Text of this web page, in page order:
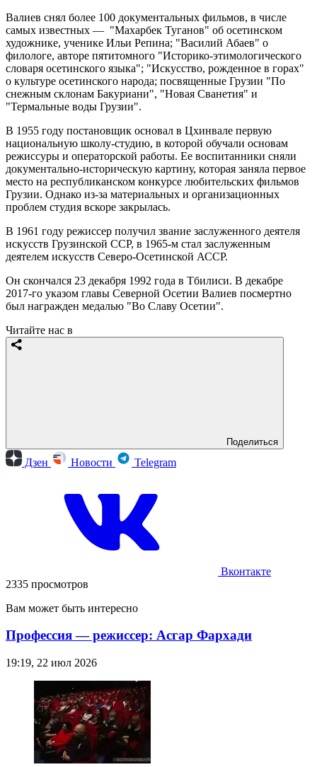
Валиев снял более 100 документальных фильмов, в числе
самых известных — "Махарбек Туганов" об осетинском
художнике, ученике Ильи Репина; "Василий Абаев" о
филологе, авторе пятитомного "Историко-этимологического
словаря осетинского языка"; "Искусство, рожденное в горах"
о культуре осетинского народа; посвященные Грузии "По
снежным склонам Бакуриани", "Новая Сванетия" и
"Термальные воды Грузии".
В 1955 году постановщик основал в Цхинвале первую
национальную школу-студию, в которой обучали основам
режиссуры и операторской работы. Ее воспитанники сняли
документально-историческую картину, которая заняла первое
место на республиканском конкурсе любительских фильмов
Грузии. Однако из-за материальных и организационных
проблем студия вскоре закрылась.
В 1961 году режиссер получил звание заслуженного деятеля
искусств Грузинской ССР, в 1965-м стал заслуженным
деятелем искусств Северо-Осетинской АССР.
Он скончался 23 декабря 1992 года в Тбилиси. В декабре
2017-го указом главы Северной Осетии Валиев посмертно
был награжден медалью "Во Славу Осетии".
Читайте нас в
Поделиться
Дзен Новости Telegram
Вконтакте
2335 просмотров
Вам может быть интересно
Профессия — режиссер: Асгар Фархади
19:19, 22 июл 2026